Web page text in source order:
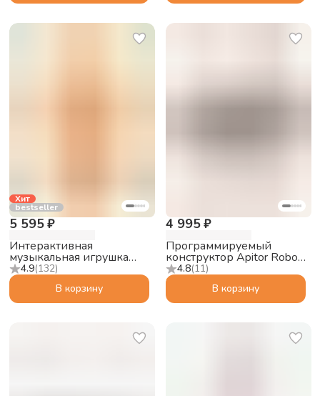
Хит
bestseller
4.9(132)
5 595 ₽
Интерактивная
музыкальная игрушка
Abumba Малыш Лисёнок
F1, оранжевый
В корзину
4.8(11)
4 995 ₽
Программируемый
конструктор Apitor Robot
S 10в1
В корзину